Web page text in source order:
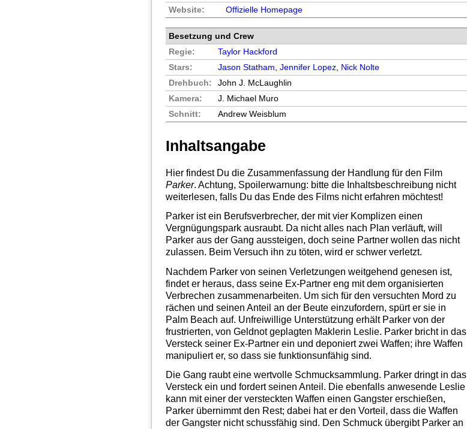
Website:
Offizielle Homepage
Besetzung und Crew
Regie:
Taylor Hackford
Stars:
Jason Statham,Jennifer Lopez, Nick Nolte
Drehbuch:
John J. McLaughlin
Kamera:
J. Michael Muro
Schnitt:
Andrew Weisblum
Inhaltsangabe
Hier findest Du die Zusammenfassung der Handlung für den Film
Parker. Achtung, Spoilerwarnung: bitte die Inhaltsbeschreibung nicht
weiterlesen, falls Du das Ende des Films nicht erfahren möchtest!
Parker ist ein Berufsverbrecher, der mit vier Komplizen einen
Vergnügungspark ausraubt. Da nicht alles nach Plan verläuft, will
Parker aus der Gang aussteigen, doch seine Partner wollen das nicht
zulassen. Beim Versuch ihn zu töten, wird er schwer verletzt.
Nachdem Parker von seinen Verletzungen weitgehend genesen ist,
findet er heraus, dass seine Ex-Partner eng mit dem organisierten
Verbrechen zusammenarbeiten. Um sich für den versuchten Mord zu
rächen und seinen Anteil an der Beute einzufordern, spürt er sie in
Palm Beach auf. Unfreiwillige Unterstützung erhält Parker von der
frustrierten, von Geldnot geplagten Maklerin Leslie. Parker bricht in das
Versteck seiner Ex-Partner ein und deponiert zwei Waffen; ihre Waffen
manipuliert er, so dass sie funktionsunfähig sind.
Die Gang raubt eine wertvolle Schmucksammlung. Parker dringt in das
Versteck ein und fordert seinen Anteil. Die ebenfalls anwesende Leslie
kann mit einer der versteckten Waffen einen Gangster erschießen,
Parker übernimmt den Rest; dabei hat er den Vorteil, dass die Waffen
der Gangster nicht schussfähig sind. Den Schmuck übergibt Parker an